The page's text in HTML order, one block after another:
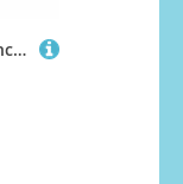
ILOVEFANCYDRESS I Love Fancy Dress ilfd4047s Herren 's Irish Priest Kostüm (klein)